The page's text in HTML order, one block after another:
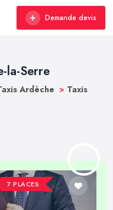
Demande devis
la-Serre
Ardèche > Taxis
7 PLACES